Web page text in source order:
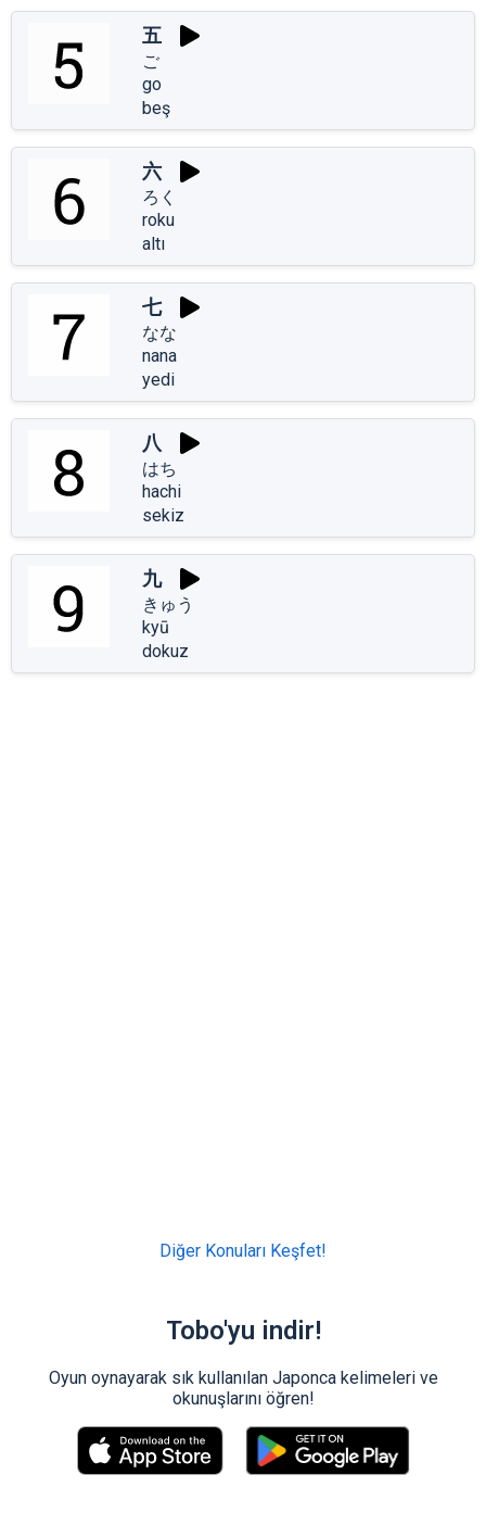
五
ご
go
beş
六
ろく
roku
altı
七
なな
nana
yedi
八
はち
hachi
sekiz
九
きゅう
kyū
dokuz
Diğer Konuları Keşfet!
Tobo'yu indir!
Oyun oynayarak sık kullanılan Japonca kelimeleri ve
okunuşlarını öğren!